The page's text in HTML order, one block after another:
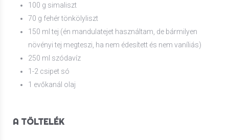
100 g simaliszt
70 g fehér tönkölyliszt
150 ml tej (én mandulatejet használtam, de bármilyen
növényi tej megteszi, ha nem édesített és nem vaníliás)
250 ml szódavíz
1-2 csipet só
1 evőkanál olaj
A TÖLTELÉK